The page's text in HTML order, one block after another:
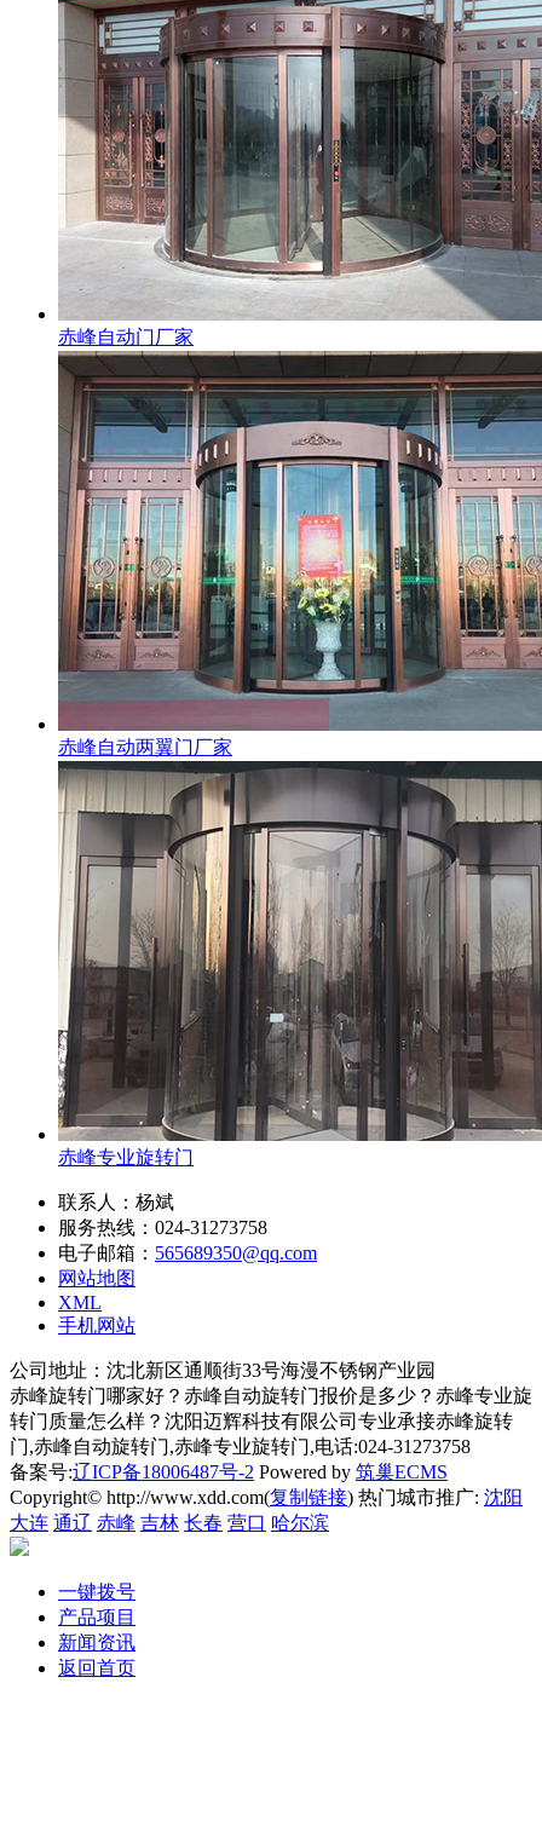
赤峰自动门厂家
赤峰自动两翼门厂家
赤峰专业旋转门
联系人：杨斌
服务热线：024-31273758
电子邮箱： 565689350@qq.com
网站地图
XML
手机网站
公司地址：沈北新区通顺街33号海漫不锈钢产业园
赤峰旋转门哪家好？赤峰自动旋转门报价是多少？赤峰专业旋
转门质量怎么样？沈阳迈辉科技有限公司专业承接赤峰旋转
门,赤峰自动旋转门,赤峰专业旋转门,电话:024-31273758
备案号:辽ICP备18006487号-2 Powered by 筑巢ECMS
Copyright© http://www.xdd.com(复制链接) 热门城市推广: 沈阳
大连 通辽 赤峰 吉林 长春 营口 哈尔滨
一键拨号
产品项目
新闻资讯
返回首页